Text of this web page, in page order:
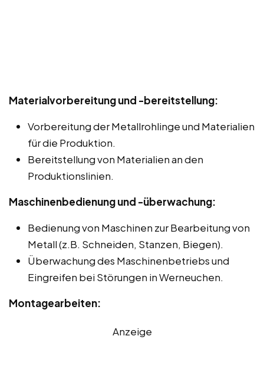
Materialvorbereitung und -bereitstellung:
Vorbereitung der Metallrohlinge und Materialien
für die Produktion.
Bereitstellung von Materialien an den
Produktionslinien.
Maschinenbedienung und -überwachung:
Bedienung von Maschinen zur Bearbeitung von
Metall (z.B. Schneiden, Stanzen, Biegen).
Überwachung des Maschinenbetriebs und
Eingreifen bei Störungen in Werneuchen.
Montagearbeiten:
Anzeige